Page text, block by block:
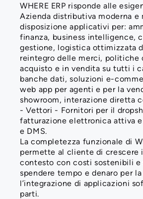
WHERE ERP risponde alle
Azienda distributiva moderna e
disposizione applicativi per:
finanza, business intelligence,
gestione, logistica ottimizzata
reintegro delle merci, politiche
acquisto e in vendita su tutti i
banche dati, soluzioni e-
web app per agenti e per la
showroom, interazione diretta
- Vettori - Fornitori per il
fatturazione elettronica attiva e
e DMS.
La completezza funzionale di
permette al cliente di crescere
contesto con costi sostenibili e
spendere tempo e denaro per
l’integrazione di applicazioni
parti.